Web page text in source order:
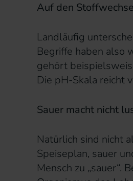
Auf den
Landläufig
Begriffe haben also
gehört
Die pH-Skala reicht
Sauer macht nicht
Natürlich sind nicht
Speiseplan, sauer
Mensch zu